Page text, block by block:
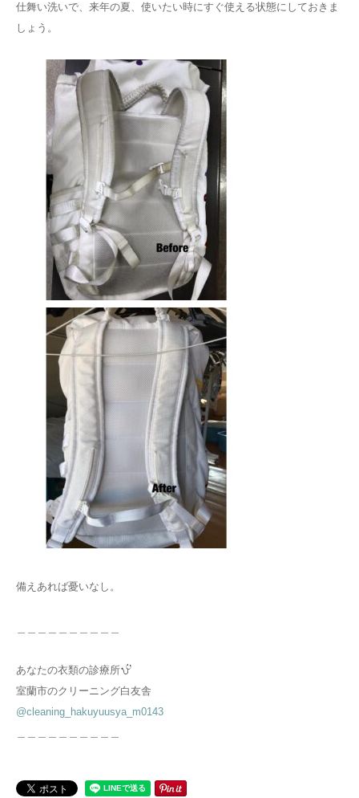
仕舞い洗いで、来年の夏、使いたい時にすぐ使える状態にしておきま
しょう。
備えあれば憂いなし。
あなたの衣類の診療所
室蘭市のクリーニング白友舎
@cleaning_hakuyuusya_m0143